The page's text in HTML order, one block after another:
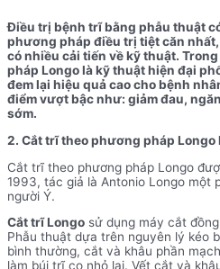
Điều trị bệnh trĩ bằng phẫu thuật
phương pháp điều trị tiệt căn
có nhiều cải tiến về kỹ thuật.
pháp Longo là kỹ thuật hiện đại
đem lại hiệu quả cao cho bệnh
điểm vượt bậc như: giảm đau,
sớm.
2. Cắt trĩ theo phương pháp Longo
Cắt trĩ theo phương pháp Longo
1993, tác giả là Antonio Longo một
người Ý.
Cắt trĩ Longo sử dụng máy cắt
Phẫu thuật dựa trên nguyên lý kéo
bình thường, cắt và khâu phần
làm búi trĩ co nhỏ lại. Vết cắt và